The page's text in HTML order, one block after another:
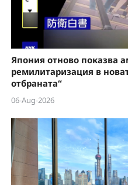
Япония отново показва
ремилитаризация в
отбраната“
06-Aug-2026